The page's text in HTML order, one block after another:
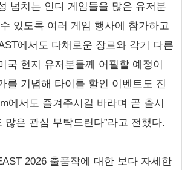
넘치는 인디 게임들을 많은 유저분
있도록 여러 게임 행사에 참가하고
에서도 다채로운 장르와 각기 다른
국 현지 유저분들께 어필할 예정이
를 기념해 타이틀 할인 이벤트도 진
에서도 즐겨주시길 바라며 곧 출시
많은 관심 부탁드린다”라고 전했다.
2026 출품작에 대한 보다 자세한